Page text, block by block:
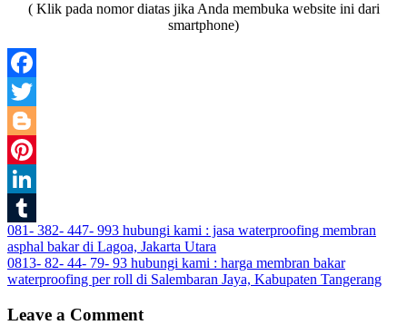
( Klik pada nomor diatas jika Anda membuka website ini dari
smartphone)
Facebook
Twitter
Blogger
Pinterest
LinkedIn
Tumblr
Post
navigation
081- 382- 447- 993 hubungi kami : jasa waterproofing membran
asphal bakar di Lagoa, Jakarta Utara
0813- 82- 44- 79- 93 hubungi kami : harga membran bakar
waterproofing per roll di Salembaran Jaya, Kabupaten Tangerang
Leave a Comment